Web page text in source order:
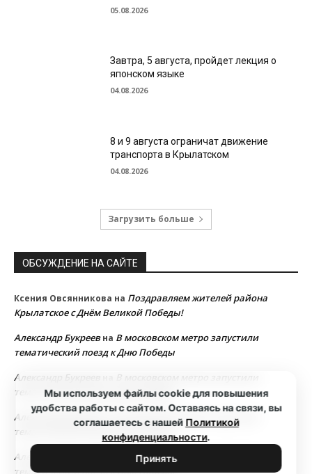
05.08.2026
Завтра, 5 августа, пройдет лекция о
японском языке
04.08.2026
8 и 9 августа ограничат движение
транспорта в Крылатском
04.08.2026
Загрузить больше
ОБСУЖДЕНИЕ НА САЙТЕ
Ксения Овсянникова на Поздравляем жителей района
Крылатское с Днём Великой Победы!
Александр Букреевна В московском метро запустили
тематический поезд к Дню Победы
Александр Букреев
В московском метро запустили
тематический поезд к Дню Победы
Александр Букреев
В московском метро запустили
тематический поезд к Дню Победы
Александр Букреев
В московском метро запустили
тематический поезд к Дню Победы
Мы используем файлы cookie для повышения
удобства работы с сайтом. Оставаясь на связи, вы
соглашаетесь с нашей Политикой
конфиденциальности.
Принять